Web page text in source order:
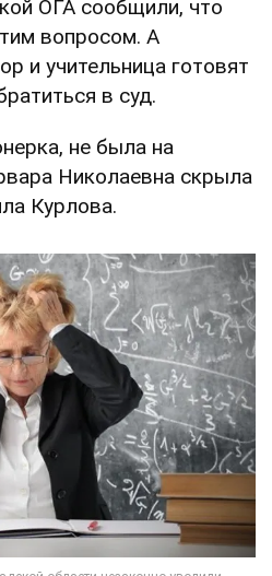
ОГА сообщили, что
вопросом. А
и учительница готовят
в суд.
не была на
Николаевна скрыла
Курлова.